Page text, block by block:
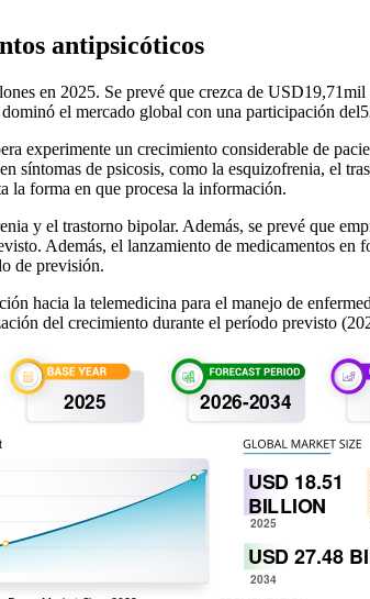
antipsicóticos
en 2025. Se prevé que crezca de USD19,71mil
el mercado global con una participación del
experimente un crecimiento considerable de
síntomas de psicosis, como la esquizofrenia, el
la forma en que procesa la información.
y el trastorno bipolar. Además, se prevé que
Además, el lanzamiento de medicamentos en
de previsión.
hacia la telemedicina para el manejo de
del crecimiento durante el período previsto